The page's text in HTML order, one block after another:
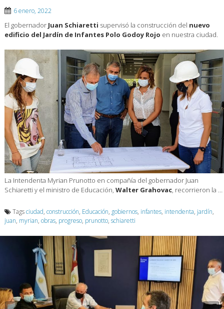
6 enero, 2022
El gobernador Juan Schiaretti supervisó la construcción del nuevo
edificio del Jardín de Infantes Polo Godoy Rojo en nuestra ciudad.
La Intendenta Myrian Prunotto en compañía del gobernador Juan
Schiaretti y el ministro de Educación, Walter Grahovac, recorrieron la …
Tagsciudad, construcción, Educación, gobiernos, infantes, intendenta, jardín,
juan, myrian, obras, progreso, prunotto, schiaretti